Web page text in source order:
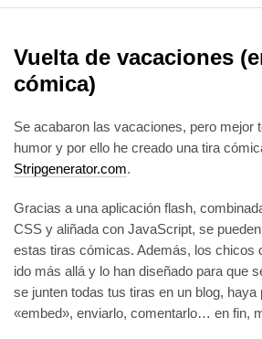
Vuelta de vacaciones
cómica)
Se acabaron las vacaciones, pero mejor
humor y por ello he creado una tira
Stripgenerator.com.
Gracias a una aplicación flash,
CSS y aliñada con JavaScript, se
estas tiras cómicas. Además, los chicos
ido más allá y lo han diseñado para que
se junten todas tus tiras en un blog, haya
«embed», enviarlo, comentarlo… en fin,